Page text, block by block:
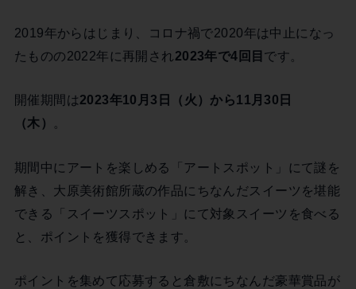
2019年からはじまり、コロナ禍で2020年は中止になっ
たものの2022年に再開され2023年で4回目 です。
開催期間は2023年10月3日（火）から11月30日
（木）
。
期間中にアートを楽しめる「アートスポット」にて謎を
解き、大原美術館所蔵の作品にちなんだスイーツを堪能
できる「スイーツスポット」にて対象スイーツを食べる
と、ポイントを獲得できます。
ポイントを集めて応募すると倉敷にちなんだ豪華賞品が